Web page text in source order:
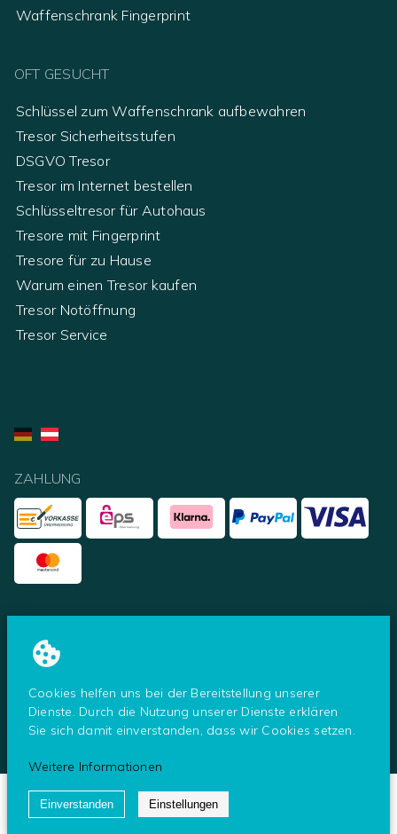
Cookies helfen uns bei der Bereitstellung unserer
Dienste. Durch die Nutzung unserer Dienste erklären
Sie sich damit einverstanden, dass wir Cookies setzen.
Weitere Informationen
Einverstanden Einstellungen
Waffenschrank Fingerprint
OFT GESUCHT
Schlüssel zum Waffenschrank aufbewahren
Tresor Sicherheitsstufen
DSGVO Tresor
Tresor im Internet bestellen
Schlüsseltresor für Autohaus
Tresore mit Fingerprint
Tresore für zu Hause
Warum einen Tresor kaufen
Tresor Notöffnung
Tresor Service
ZAHLUNG
UNSERE PARTNER
© Tresoro - ein Shop der Secureo GmbH 2026